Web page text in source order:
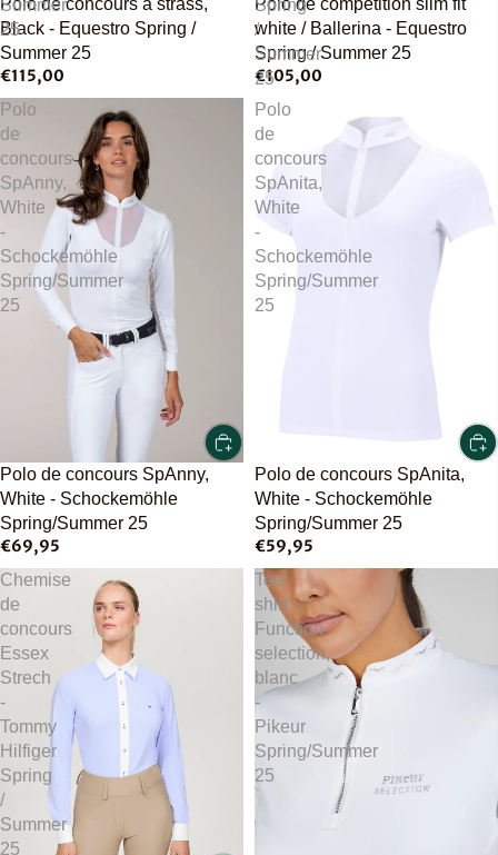
Summer
25
Black - Equestro Spring /
Summer 25
€115,00
Spring
/
Summer
25
white / Ballerina - Equestro
Spring / Summer 25
€105,00
Polo
de
concours
SpAnny,
White
-
Schockemöhle
Spring/Summer
25
Polo de concours SpAnny,
White - Schockemöhle
Spring/Summer 25
€69,95
Polo
de
concours
SpAnita,
White
-
Schockemöhle
Spring/Summer
25
Polo de concours SpAnita,
White - Schockemöhle
Spring/Summer 25
€59,95
Chemise
de
concours
Essex
Strech
-
Tommy
Hilfiger
Spring
/
Summer
25
Tee-
shirt
Function
selection,
blanc
-
Pikeur
Spring/Summer
25